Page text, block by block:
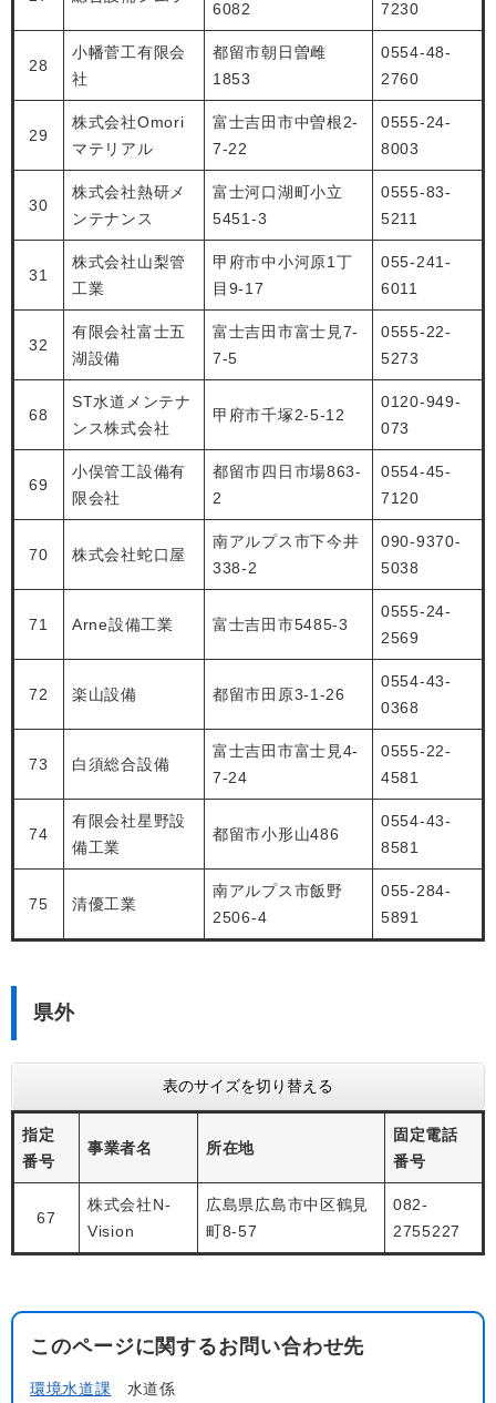
6082
7230
28
小幡菅工有限会
社
都留市朝日曽雌
1853
0554-48-
2760
29
株式会社Omori
マテリアル
富士吉田市中曽根2-
7-22
0555-24-
8003
30
株式会社熱研メ
ンテナンス
富士河口湖町小立
5451-3
0555-83-
5211
31
株式会社山梨管
工業
甲府市中小河原1丁
目9-17
055-241-
6011
32
有限会社富士五
湖設備
富士吉田市富士見7-
7-5
0555-22-
5273
68
ST水道メンテナ
ンス株式会社
甲府市千塚2-5-12
0120-949-
073
69
小俣管工設備有
限会社
都留市四日市場863-
2
0554-45-
7120
70 株式会社蛇口屋
南アルプス市下今井
338-2
090-9370-
5038
71 Arne設備工業 富士吉田市5485-3
0555-24-
2569
72 楽山設備 都留市田原3-1-26
0554-43-
0368
73 白須総合設備
富士吉田市富士見4-
7-24
0555-22-
4581
74
有限会社星野設
備工業
都留市小形山486
0554-43-
8581
75 清優工業
南アルプス市飯野
2506-4
055-284-
5891
県外
表のサイズを切り替える
指定
番号
事業者名 所在地
固定電話
番号
67
株式会社N-
Vision
広島県広島市中区鶴見
町8-57
082-
2755227
このページに関するお問い合わせ先
環境水道課
水道係